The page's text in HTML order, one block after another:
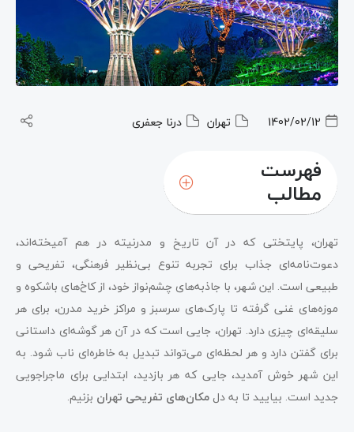
1402/02/12 تهران درنا جعفری
فهرست
مطالب
تهران، پایتختی که در آن تاریخ و مدرنیته در هم آمیخته‌اند،
دعوت‌نامه‌ای جذاب برای تجربه تنوع بی‌نظیر فرهنگی، تفریحی و
طبیعی است. این شهر، با جاذبه‌های چشم‌نواز خود، از کاخ‌های باشکوه و
موزه‌های غنی گرفته تا پارک‌های سرسبز و مراکز خرید مدرن، برای هر
سلیقه‌ای چیزی دارد. تهران، جایی است که در آن هر گوشه‌ای داستانی
برای گفتن دارد و هر لحظه‌ای می‌تواند تبدیل به خاطره‌ای ناب شود. به
این شهر خوش آمدید، جایی که هر بازدید، ابتدایی برای ماجراجویی
جدید است. بیایید تا به دل مکان‌های تفریحی تهران بزنیم.